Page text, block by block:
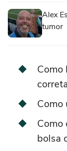
Alex
tumor
Como
Como
Como
bolsa